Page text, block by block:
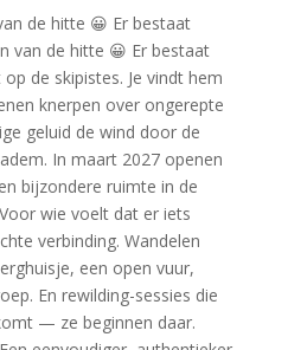
de hitte 😀 Er bestaat